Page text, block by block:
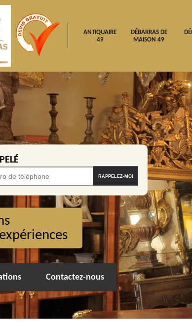
ANTIQUAIRE
49
DÉBARRAS DE
MAISON 49
Contactez-nous